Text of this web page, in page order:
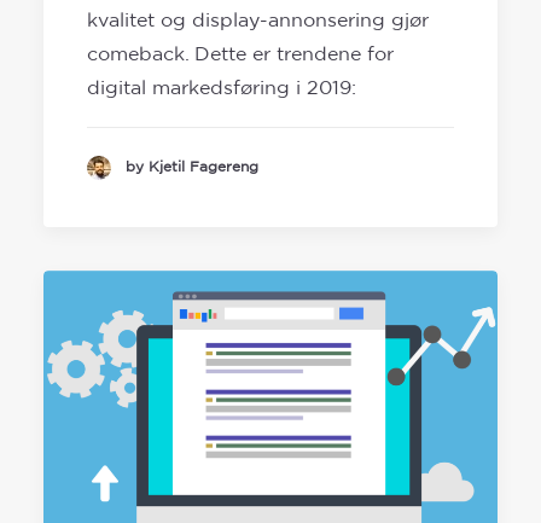
kvalitet og display-annonsering gjør
comeback. Dette er trendene for
digital markedsføring i 2019:
by Kjetil Fagereng